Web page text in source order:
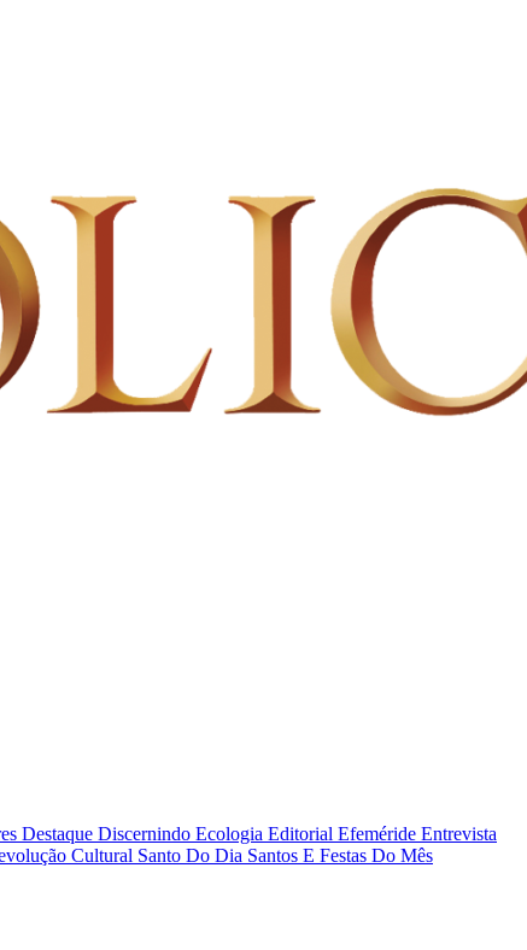
Destaque Discernindo Ecologia Editorial Efeméride Entrevista
Cultural Santo Do Dia Santos E Festas Do Mês